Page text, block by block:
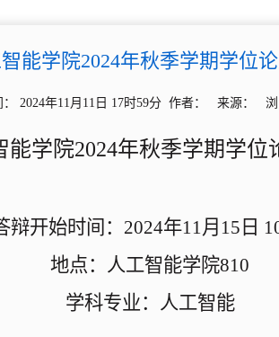
能学院2024年秋季学期学位
： 2024年11月11日 17时59分 作者： 来源： 浏
能学院2024年秋季学期学位
辩开始时间： 2024年11月 15 日
地点：人工智能学院810
学科专业：人工智能